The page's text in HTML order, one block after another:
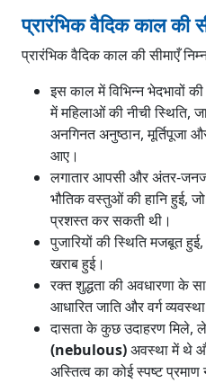
प्रारंभिक वैदिक काल की
प्रारंभिक वैदिक काल की सीमाएँ
इस काल में विभिन्न भेदभावों
में महिलाओं की नीची स्थिति,
अनगिनत अनुष्ठान, मूर्तिपूजा
आए।
लगातार आपसी और अंतर-
भौतिक वस्तुओं की हानि हुई,
प्रशस्त कर सकती थी।
पुजारियों की स्थिति मजबूत
खराब हुई।
रक्त शुद्धता की अवधारणा के
आधारित जाति और वर्ग
दासता के कुछ उदाहरण मिले,
(nebulous)अवस्था में थे
अस्तित्व का कोई स्पष्ट प्रमाण